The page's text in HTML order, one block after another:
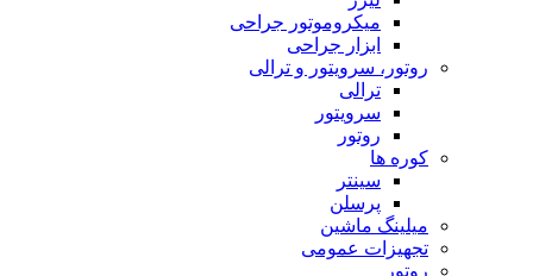
میکروموتور جراحی
ابزار جراحی
روتور، سرویتور و ترالی
ترالی
سرویتور
روتور
کوره ها
سینتر
پرسلن
میلینگ ماشین
تجهیزات عمومی
روتور